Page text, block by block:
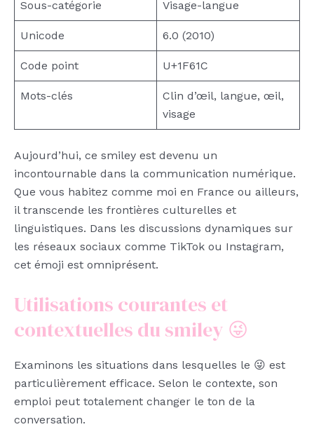
Sous-catégorie Visage-langue
Unicode 6.0 (2010)
Code point U+1F61C
Mots-clés
Clin d’œil, langue, œil,
visage
Aujourd’hui, ce smiley est devenu un
incontournable dans la communication numérique.
Que vous habitez comme moi en France ou ailleurs,
il transcende les frontières culturelles et
linguistiques. Dans les discussions dynamiques sur
les réseaux sociaux comme TikTok ou Instagram,
cet émoji est omniprésent.
Utilisations courantes et
contextuelles du smiley 😜
Examinons les situations dans lesquelles le 😜 est
particulièrement efficace. Selon le contexte, son
emploi peut totalement changer le ton de la
conversation.